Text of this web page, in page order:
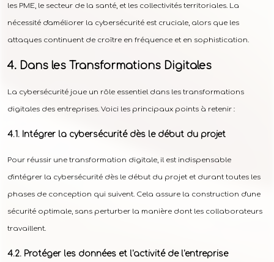
les PME, le secteur de la santé, et les collectivités territoriales. La
nécessité d'améliorer la cybersécurité est cruciale, alors que les
attaques continuent de croître en fréquence et en sophistication.
Dans les Transformations Digitales
La cybersécurité joue un rôle essentiel dans les transformations
digitales des entreprises. Voici les principaux points à retenir :
Intégrer la cybersécurité dès le début du projet
Pour réussir une transformation digitale, il est indispensable
d'intégrer la cybersécurité dès le début du projet et durant toutes les
phases de conception qui suivent. Cela assure la construction d'une
sécurité optimale, sans perturber la manière dont les collaborateurs
travaillent.
Protéger les données et l'activité de l'entreprise